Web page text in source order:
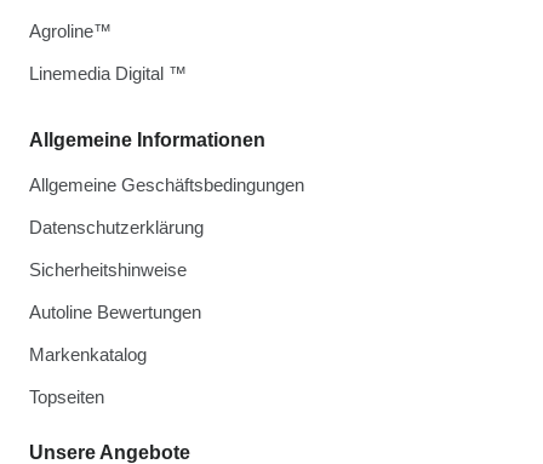
Allgemeine Informationen
Allgemeine Geschäftsbedingungen
Datenschutzerklärung
Sicherheitshinweise
Autoline Bewertungen
Markenkatalog
Topseiten
Unsere Angebote
Agroline™
Linemedia Digital ™